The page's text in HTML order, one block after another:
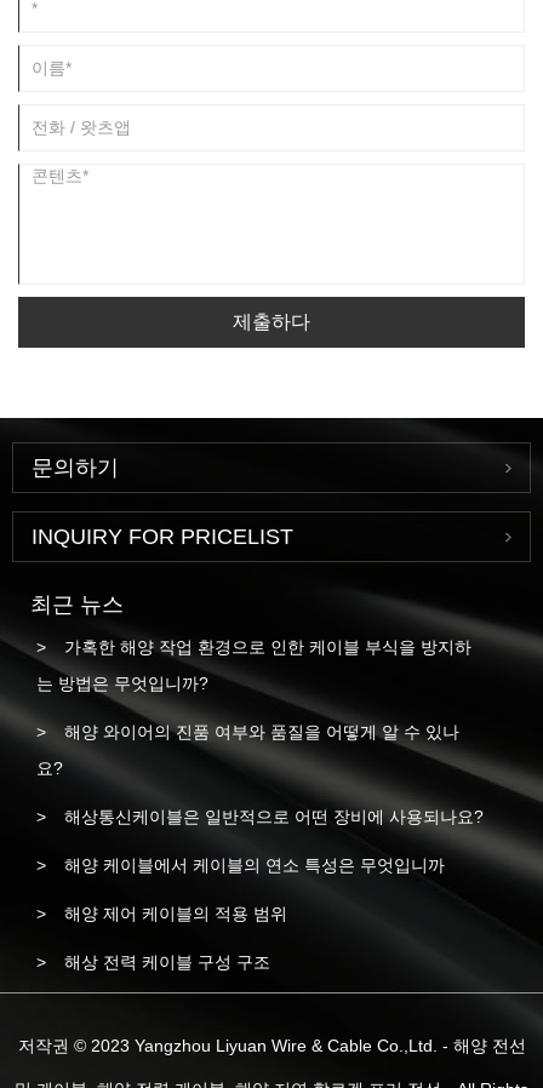
제출하다
문의하기
INQUIRY FOR PRICELIST
최근 뉴스
가혹한 해양 작업 환경으로 인한 케이블 부식을 방지하
는 방법은 무엇입니까?
해양 와이어의 진품 여부와 품질을 어떻게 알 수 있나
요?
해상통신케이블은 일반적으로 어떤 장비에 사용되나요?
해양 케이블에서 케이블의 연소 특성은 무엇입니까
해양 제어 케이블의 적용 범위
해상 전력 케이블 구성 구조
저작권 © 2023 Yangzhou Liyuan Wire & Cable Co.,Ltd. - 해양 전선